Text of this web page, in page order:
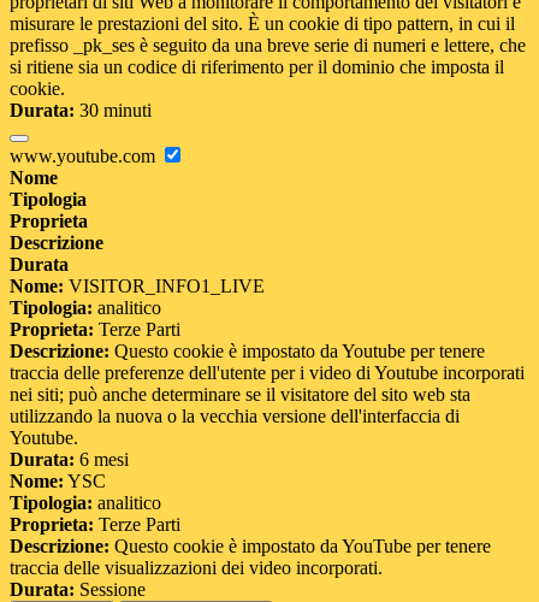
misurare le prestazioni del sito. È un cookie di tipo pattern, in cui il
prefisso _pk_ses è seguito da una breve serie di numeri e lettere, che
si ritiene sia un codice di riferimento per il dominio che imposta il
cookie.
Durata: 30 minuti
www.youtube.com
Nome
Tipologia
Proprieta
Descrizione
Durata
Nome: VISITOR_INFO1_LIVE
Tipologia: analitico
Proprieta: Terze Parti
Descrizione: Questo cookie è impostato da Youtube per tenere
traccia delle preferenze dell'utente per i video di Youtube incorporati
nei siti; può anche determinare se il visitatore del sito web sta
utilizzando la nuova o la vecchia versione dell'interfaccia di
Youtube.
Durata: 6 mesi
Nome: YSC
Tipologia: analitico
Proprieta: Terze Parti
Descrizione: Questo cookie è impostato da YouTube per tenere
traccia delle visualizzazioni dei video incorporati.
Durata: Sessione